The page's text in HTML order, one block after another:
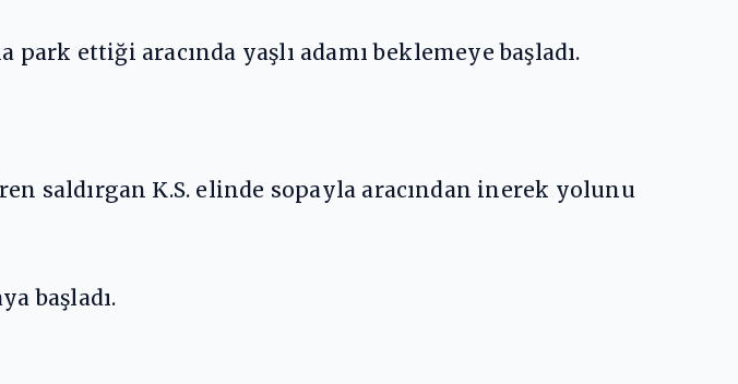
ettiği aracında yaşlı adamı beklemeye başladı.
saldırgan K.S. elinde sopayla aracından inerek yolunu
başladı.